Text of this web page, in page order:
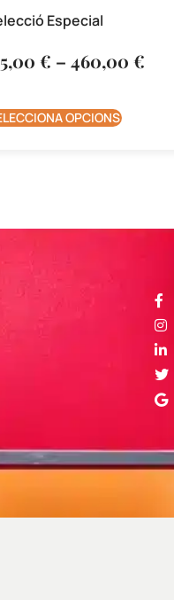
Especial
€ – 460,00€
OPCIONS